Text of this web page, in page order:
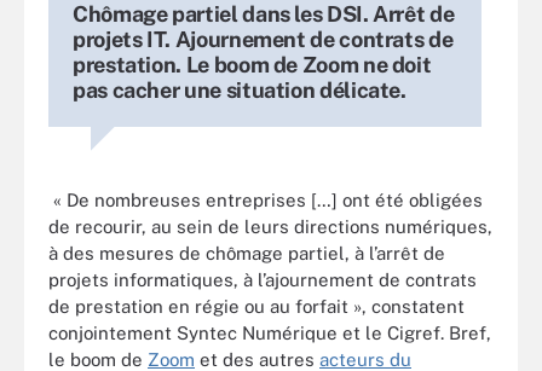
Chômage partiel dans les DSI. Arrêt de
projets IT. Ajournement de contrats de
prestation. Le boom de Zoom ne doit
pas cacher une situation délicate.
« De nombreuses entreprises […] ont été obligées
de recourir, au sein de leurs directions numériques,
à des mesures de chômage partiel, à l’arrêt de
projets informatiques, à l’ajournement de contrats
de prestation en régie ou au forfait », constatent
conjointement Syntec Numérique et le Cigref. Bref,
le boom de Zoom et des autres acteurs du